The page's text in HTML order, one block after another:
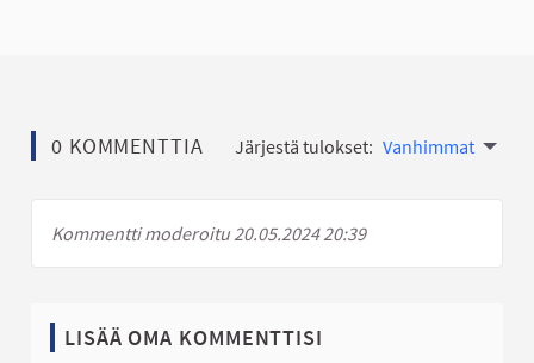
0 KOMMENTTIA Järjestä tulokset: Vanhimmat
Kommentti moderoitu 20.05.2024 20:39
LISÄÄ OMA KOMMENTTISI